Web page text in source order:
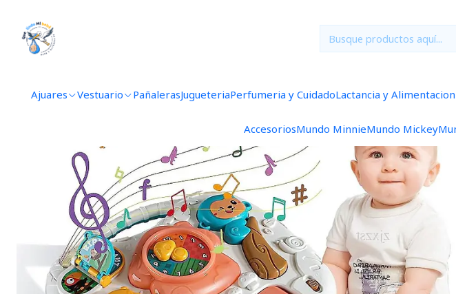
Ajuares Vestuario PañalerasJugueteriaPerfumeria y CuidadoLactancia y Alimentacion
AccesoriosMundo MinnieMundo Mickey